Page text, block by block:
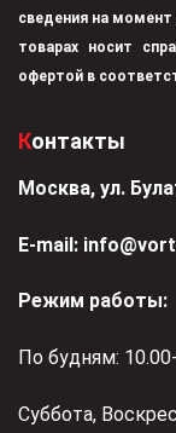
сведения на
товарах носит
офертой в
Контакты
Москва, ул.
Е-mail:
Режим работы:
По будням:
Суббота,